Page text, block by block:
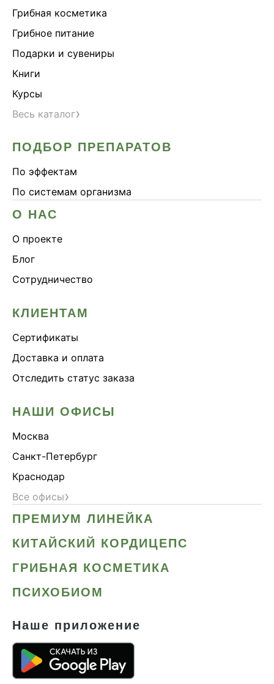
Грибная косметика
Грибное питание
Подарки и сувениры
Книги
Курсы
Весь каталог›
ПОДБОР ПРЕПАРАТОВ
По эффектам
По системам организма
О НАС
О проекте
Блог
Сотрудничество
КЛИЕНТАМ
Сертификаты
Доставка и оплата
Отследить статус заказа
НАШИ ОФИСЫ
Москва
Санкт-Петербург
Краснодар
Все офисы›
ПРЕМИУМ ЛИНЕЙКА
КИТАЙСКИЙ КОРДИЦЕПС
ГРИБНАЯ КОСМЕТИКА
ПСИХОБИОМ
Наше приложение